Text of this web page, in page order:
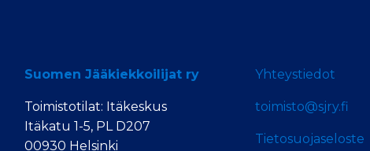
Suomen Jääkiekkoilijat ry
Toimistotilat: Itäkeskus
Itäkatu 1-5, PL D207
00930 Helsinki
Yhteystiedot
toimisto@sjry.fi
Tietosuojaseloste